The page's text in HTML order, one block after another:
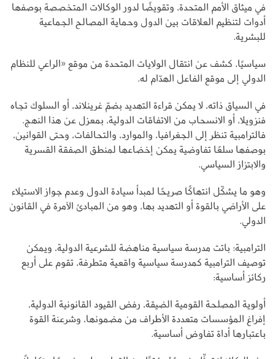
في ميثاق الأمم المتحدة، وتقويضًا لدور الوكالات المتخصصة بوصفها
أدوات لتنظيم العلاقات بين الدول وحماية المصالح الجماعية
للبشرية.
سياسيًا، كشف عن انتقال الولايات المتحدة من موقع «الراعي للنظام
الدولي إلى موقع الفاعل الهدّام له.
في السياق ذاته، لا يمكن قراءة التهديد بضمّ غرينلاند، أو السلوك تجاه
فنزويلا، أو الانسحاب من الاتفاقات الدولية، بمعزل عن هذا النهج.
فالترامبية تنظر إلى الجغرافيا، والموارد، والتحالفات، وحتى القوانين،
بوصفها سلعًا تفاوضية يمكن إخضاعها لمنطق الصفقة القسرية
والابتزاز السياسي.
وهو ما يشكّل انتهاكًا صريحًا لمبدأ سيادة الدول وعدم جواز الاستيلاء
على الأراضي بالقوة أو التهديد بها، وهو من المبادئ الآمرة في القانون
الدولي.
الترامبية: باتت مدرسة سياسية مناهضة للشرعية الدولية، ويمكن
توصيف الترامبية كمدرسة سياسية واقعية متطرفة، تقوم على أربع
ركائز أساسية:
أولوية المصلحة القومية الضيقة، رفض القيود القانونية الدولية،
إفراغ المؤسسات متعددة الأطراف من مضمونها، وشرعنة القوة
باعتبارها أداة تفاوض أساسية.